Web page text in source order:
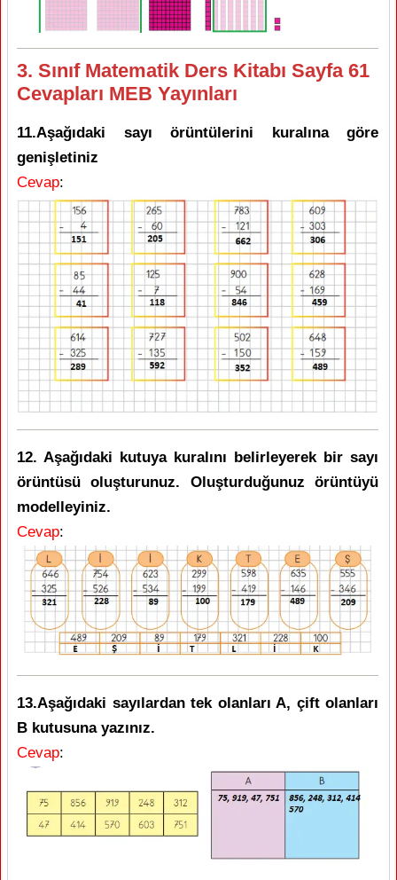
3. Sınıf Matematik Ders Kitabı Sayfa 61
Cevapları MEB Yayınları
11.Aşağıdaki sayı örüntülerini kuralına göre
genişletiniz
Cevap:
12. Aşağıdaki kutuya kuralını belirleyerek bir sayı
örüntüsü oluşturunuz. Oluşturduğunuz örüntüyü
modelleyiniz.
Cevap:
13.Aşağıdaki sayılardan tek olanları A, çift olanları
B kutusuna yazınız.
Cevap: